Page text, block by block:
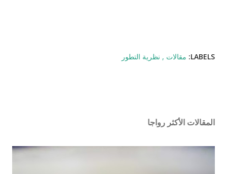
LABELS: مقالات نظرية التطور
المقالات الأكثر رواجا